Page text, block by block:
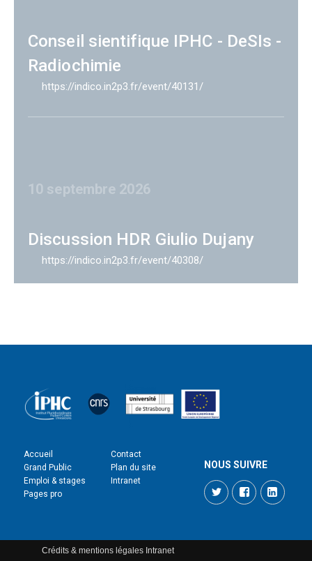
Conseil sientifique IPHC - DeSIs -
Radiochimie
https://indico.in2p3.fr/event/40131/
10 septembre 2026
Discussion HDR Giulio Dujany
https://indico.in2p3.fr/event/40308/
Accueil
Grand Public
Emploi & stages
Pages pro
Contact
Plan du site
Intranet
NOUS SUIVRE
TwitterFacebook
Crédits & mentions légales Intranet